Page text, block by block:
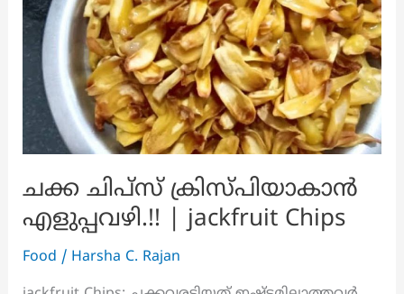
വെജിറ്റബിൾ
സ്റ്റൂ
രുചി
കൂട്ടാൻ
ട്രിക്ക്
പ്രയോഗിച്ചാൽ
മതി
!!
|
ചക്ക ചിപ്സ് ക്രിസ്പിയാകാൻ
എളുപ്പവഴി.!! | jackfruit Chips
Food / Harsha C. Rajan